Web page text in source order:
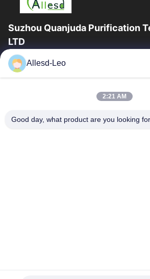
Suzhou Quanjuda Purification
LTD
16years ervaring, als belangrijke fabrikant
ESD & Cleanroom producten, bieden wij
Huis
Allesd-Leo
2:21 AM
Good day, what product are you looking